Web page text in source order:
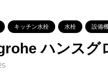
キッチン水栓 水栓 設備
ハンス